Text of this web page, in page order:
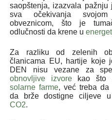
saopštenja, izazvala pažnju
sva očekivanja
obveznicom, što je
odlučnosti da krene u
Za razliku od zelenih
članicama EU, hartije koje
DEN nisu vezane za
obnovljive izvorekao što
solarne farme, već treba da
da brže dostigne ciljeve u
CO2.